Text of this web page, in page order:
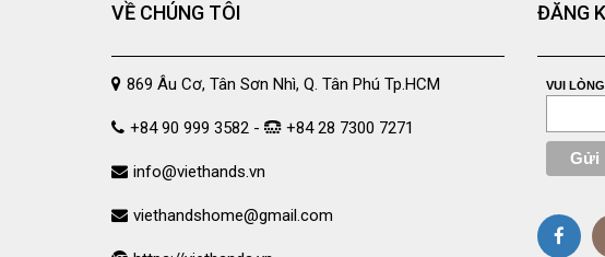
VỀ CHÚNG TÔI
869 Âu Cơ, Tân Sơn Nhì, Q. Tân Phú Tp.HCM
+84 90 999 3582 - +84 28 7300 7271
info@viethands.vn
viethandshome@gmail.com
ĐĂNG
VUI